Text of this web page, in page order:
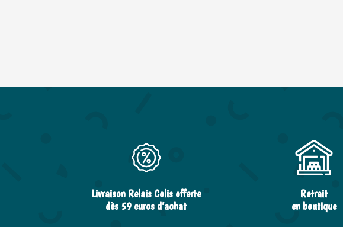
Livraison Relais Colis offerte
dès 59 euros d’achat
Retrait
en boutique